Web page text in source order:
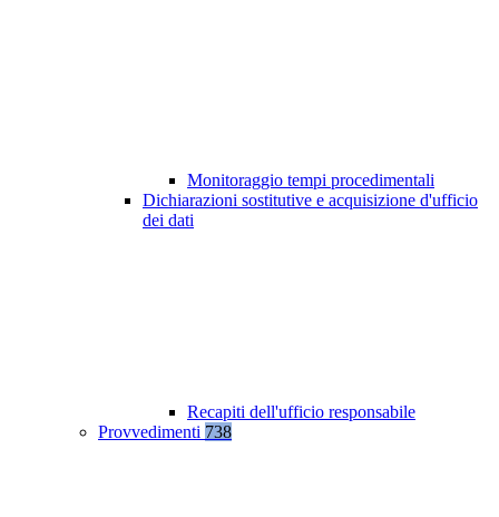
Monitoraggio tempi procedimentali
Dichiarazioni sostitutive e acquisizione d'ufficio
dei dati
Recapiti dell'ufficio responsabile
Provvedimenti 738